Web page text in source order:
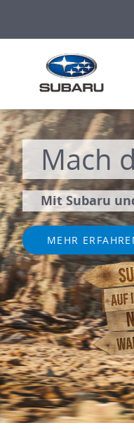
Mach
Mit Subaru
MEHR